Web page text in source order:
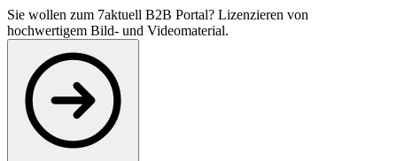
Sie wollen zum 7aktuell B2B Portal? Lizenzieren von
hochwertigem Bild- und Videomaterial.